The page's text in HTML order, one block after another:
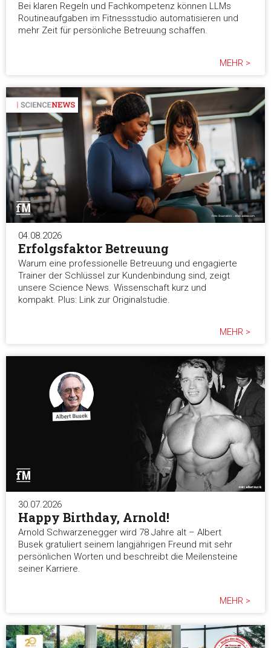
Bei klaren Regeln und Fachkompetenz können LLMs
Routineaufgaben im Fitnessstudio automatisieren und
mehr Zeit für persönliche Betreuung schaffen.
MEHR >
04.08.2026
Erfolgsfaktor Betreuung
Warum eine professionelle Betreuung und engagierte
Trainer der Schlüssel zur Kundenbindung sind, zeigt
unsere Science News. Wissenschaft kurz und
kompakt. Plus: Link zur Originalstudie.
MEHR >
30.07.2026
Happy Birthday, Arnold!
Arnold Schwarzenegger wird 78 Jahre alt – Albert
Busek gratuliert seinem langjährigen Freund mit sehr
persönlichen Worten und beschreibt die Meilensteine
seiner Karriere.
MEHR >